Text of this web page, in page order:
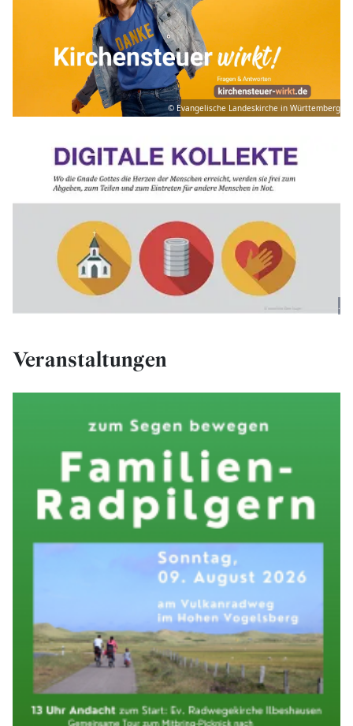
© Evangelische Landeskirche in Württemberg
.
Veranstaltungen